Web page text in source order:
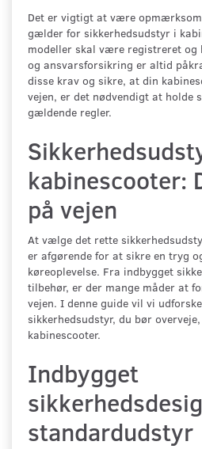
Det er vigtigt at være
gælder for sikkerhedsudstyr i
modeller skal være registreret og
og ansvarsforsikring er altid
disse krav og sikre, at din
vejen, er det nødvendigt at holde
gældende regler.
kabinescooter:
på vejen
At vælge det rette
er afgørende for at sikre en tryg
køreoplevelse. Fra indbygget
tilbehør, er der mange måder at
vejen. I denne guide vil vi
sikkerhedsudstyr, du bør
kabinescooter.
Indbygget
standardudstyr